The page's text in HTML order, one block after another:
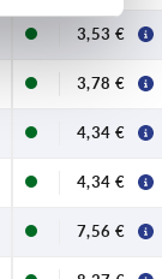
3,53 €
3,78 €
4,34 €
4,34 €
7,56 €